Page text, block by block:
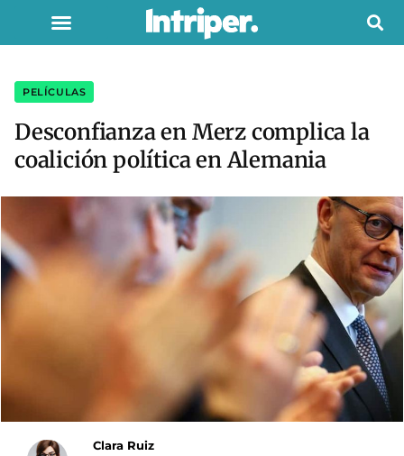
PELÍCULAS
Desconfianza en Merz complica la
coalición política en Alemania
Clara Ruiz